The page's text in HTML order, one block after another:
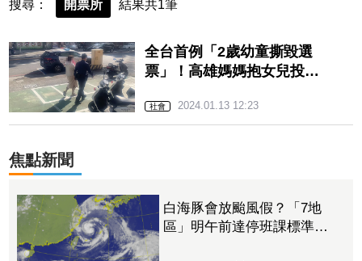
搜尋： 開票所 結果共1筆
全台首例「2歲幼童撕毀選
票」！高雄媽媽抱女兒投票
送
社會 2024.01.13 12:23
焦點新聞
白海豚會放颱風假？「7地
區」明午前達停班課標準